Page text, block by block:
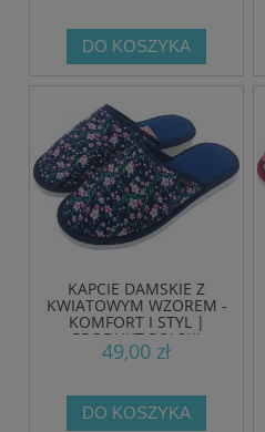
DO KOSZYKA
KAPCIE DAMSKIE Z
KWIATOWYM WZOREM -
KOMFORT I STYL |
PRODUKT POLSKI
49,00 zł
DO KOSZYKA